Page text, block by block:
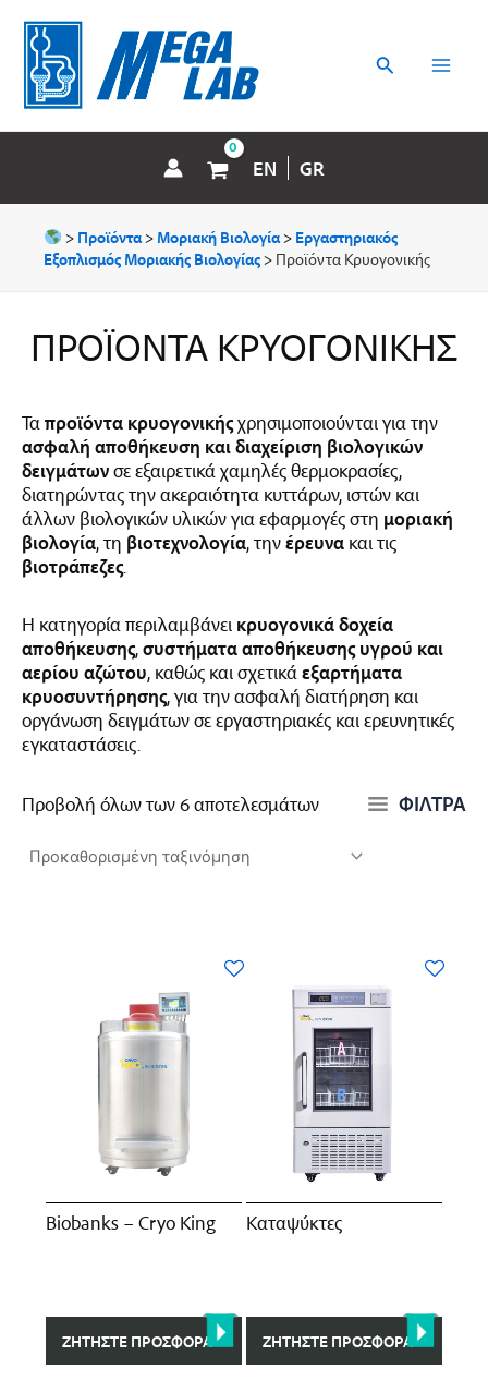
περιεχόμενο
Αναζήτηση
EN GR
> Προϊόντα> Μοριακή Βιολογία> Εργαστηριακός
Εξοπλισμός Μοριακής Βιολογίας> Προϊόντα Κρυογονικής
ΠΡΟΪΌΝΤΑ ΚΡΥΟΓΟΝΙΚΉΣ
Τα προϊόντα κρυογονικήςχρησιμοποιούνται για την
ασφαλή αποθήκευση και διαχείριση βιολογικών
δειγμάτωνσε εξαιρετικά χαμηλές θερμοκρασίες,
διατηρώντας την ακεραιότητα κυττάρων, ιστών και
άλλων βιολογικών υλικών για εφαρμογές στη μοριακή
βιολογία, τη βιοτεχνολογία, τηνέρευνα και τις
βιοτράπεζες
Η κατηγορία περιλαμβάνει κρυογονικά δοχεία
αποθήκευσης,συστήματα αποθήκευσης υγρού και
αερίου αζώτου, καθώς και σχετικά εξαρτήματα
κρυοσυντήρησης, για την ασφαλή διατήρηση και
οργάνωση δειγμάτων σε εργαστηριακές και ερευνητικές
εγκαταστάσεις.
Προβολή όλων των 6 αποτελεσμάτων ΦΙΛΤΡΑ
Biobanks – Cryo King
ΖΗΤΉΣΤΕ ΠΡΟΣΦΟΡΆ
Καταψύκτες
ΖΗΤΉΣΤΕ ΠΡΟΣΦΟΡΆ